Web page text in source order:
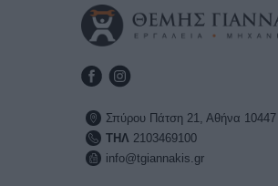
Σπύρου Πάτση 21, Αθήνα 10447
ΤΗΛ2103469100
info@tgiannakis.gr